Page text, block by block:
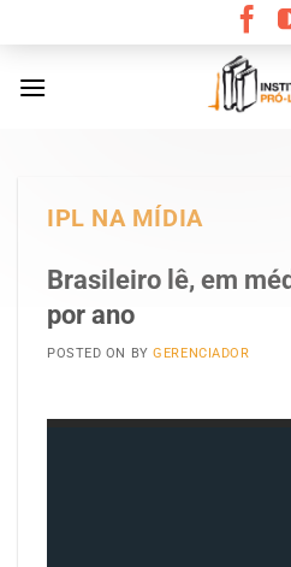
content
IPL NA MÍDIA
Brasileiro lê, em
por ano
POSTED ON BYGERENCIADOR